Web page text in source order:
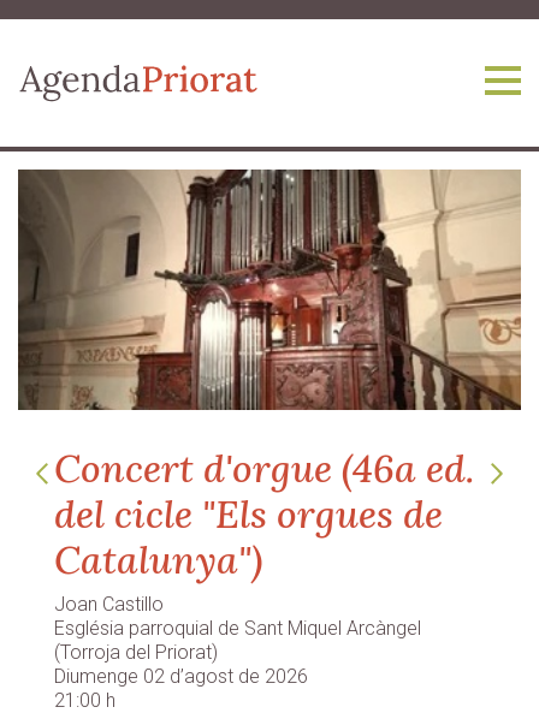
El Petit Circ Cric
presenta "Històries de la
Petita Lu"
HISTÒRIES DE LA PETITA LU
Històries per als més petits
Molts infants han somiat alguna vegada a fer com
els seus pares. La
Petita Lu, nascuda al si d’una família de circ,